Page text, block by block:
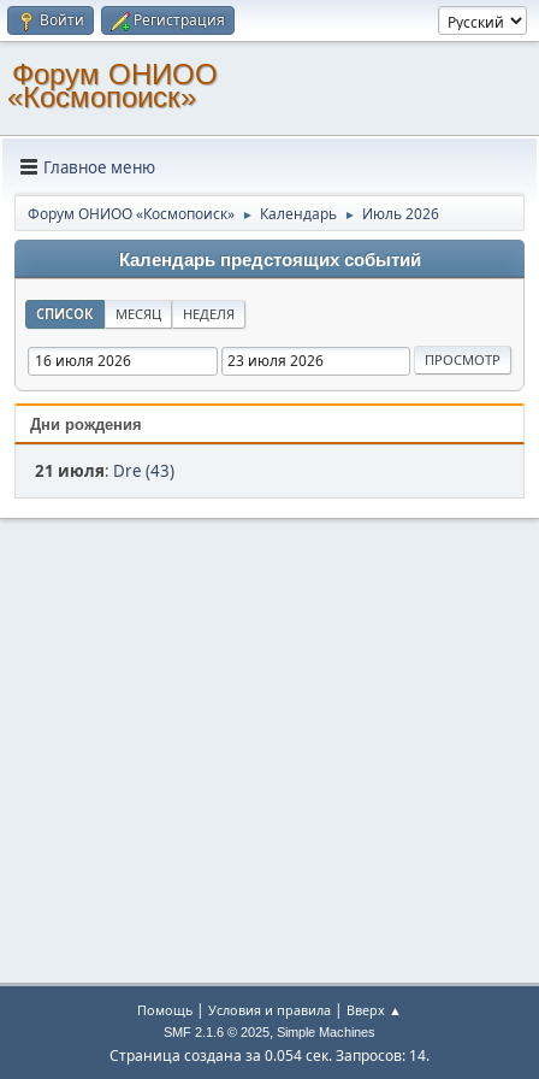
Войти Регистрация
Форум ОНИОО
«Космопоиск»
Главное меню
Форум ОНИОО «Космопоиск» ► Календарь ► Июль 2026
Календарь предстоящих событий
СПИСОК МЕСЯЦ НЕДЕЛЯ
Дни рождения
21 июля: Dre (43)
Помощь | Условия и правила | Вверх ▲
SMF 2.1.6 © 2025, Simple Machines
Страница создана за 0.054 сек. Запросов: 14.